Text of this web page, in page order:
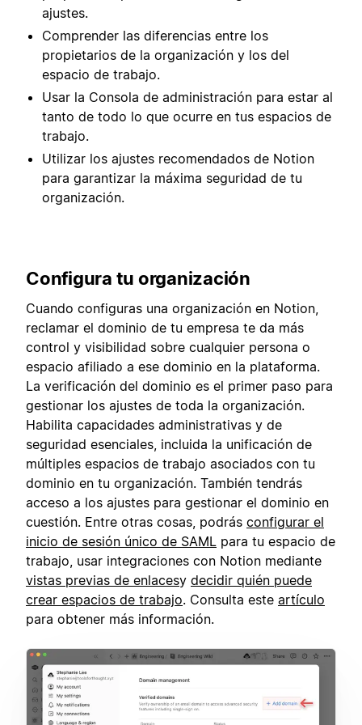
ajustes.
Comprender las diferencias entre los
propietarios de la organización y los del
espacio de trabajo.
Usar la Consola de administración para estar al
tanto de todo lo que ocurre en tus espacios de
trabajo.
Utilizar los ajustes recomendados de Notion
para garantizar la máxima seguridad de tu
organización.
Configura tu organización
Cuando configuras una organización en Notion,
reclamar el dominio de tu empresa te da más
control y visibilidad sobre cualquier persona o
espacio afiliado a ese dominio en la plataforma.
La verificación del dominio es el primer paso para
gestionar los ajustes de toda la organización.
Habilita capacidades administrativas y de
seguridad esenciales, incluida la unificación de
múltiples espacios de trabajo asociados con tu
dominio en tu organización. También tendrás
acceso a los ajustes para gestionar el dominio en
cuestión. Entre otras cosas, podrás configurar el
inicio de sesión único de SAML para tu espacio de
trabajo, usar integraciones con Notion mediante
vistas previas de enlacesy decidir quién puede
crear espacios de trabajo. Consulta este artículo
para obtener más información.